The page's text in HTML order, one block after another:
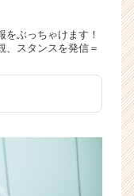
をぶっちゃけます！
、スタンスを発信＝